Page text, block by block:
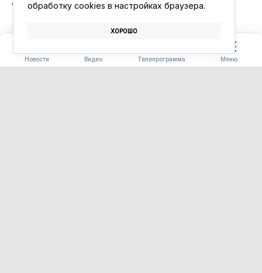
Новости Видео Телепрограмма Меню
АФИША
обработку сookies в настройках браузера.
ХОРОШО